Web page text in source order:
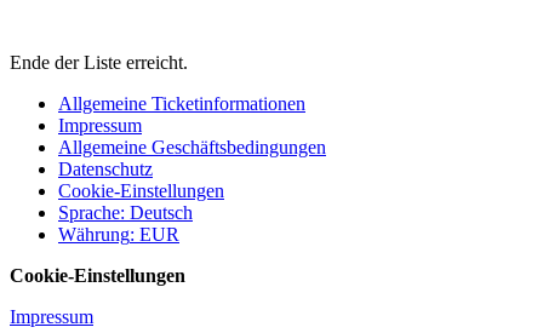
Ende der Liste erreicht.
Allgemeine Ticketinformationen
Impressum
Allgemeine Geschäftsbedingungen
Datenschutz
Cookie-Einstellungen
Sprache: Deutsch
Währung: EUR
Cookie-Einstellungen
Impressum